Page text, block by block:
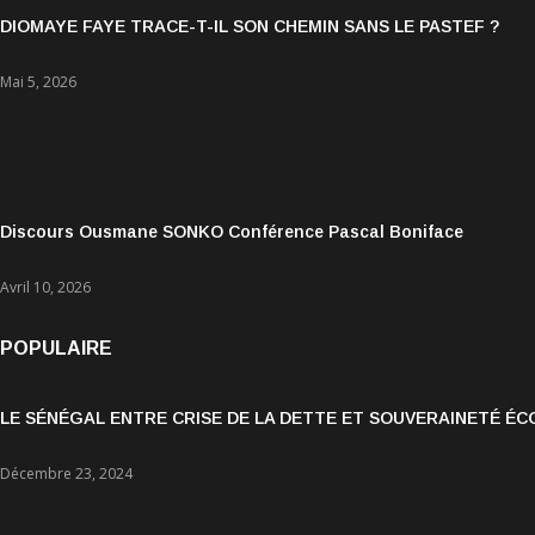
DIOMAYE FAYE TRACE-T-IL SON CHEMIN SANS LE PASTEF ?
Mai 5, 2026
Discours Ousmane SONKO Conférence Pascal Boniface
Avril 10, 2026
POPULAIRE
LE SÉNÉGAL ENTRE CRISE DE LA DETTE ET SOUVERAINETÉ
Décembre 23, 2024